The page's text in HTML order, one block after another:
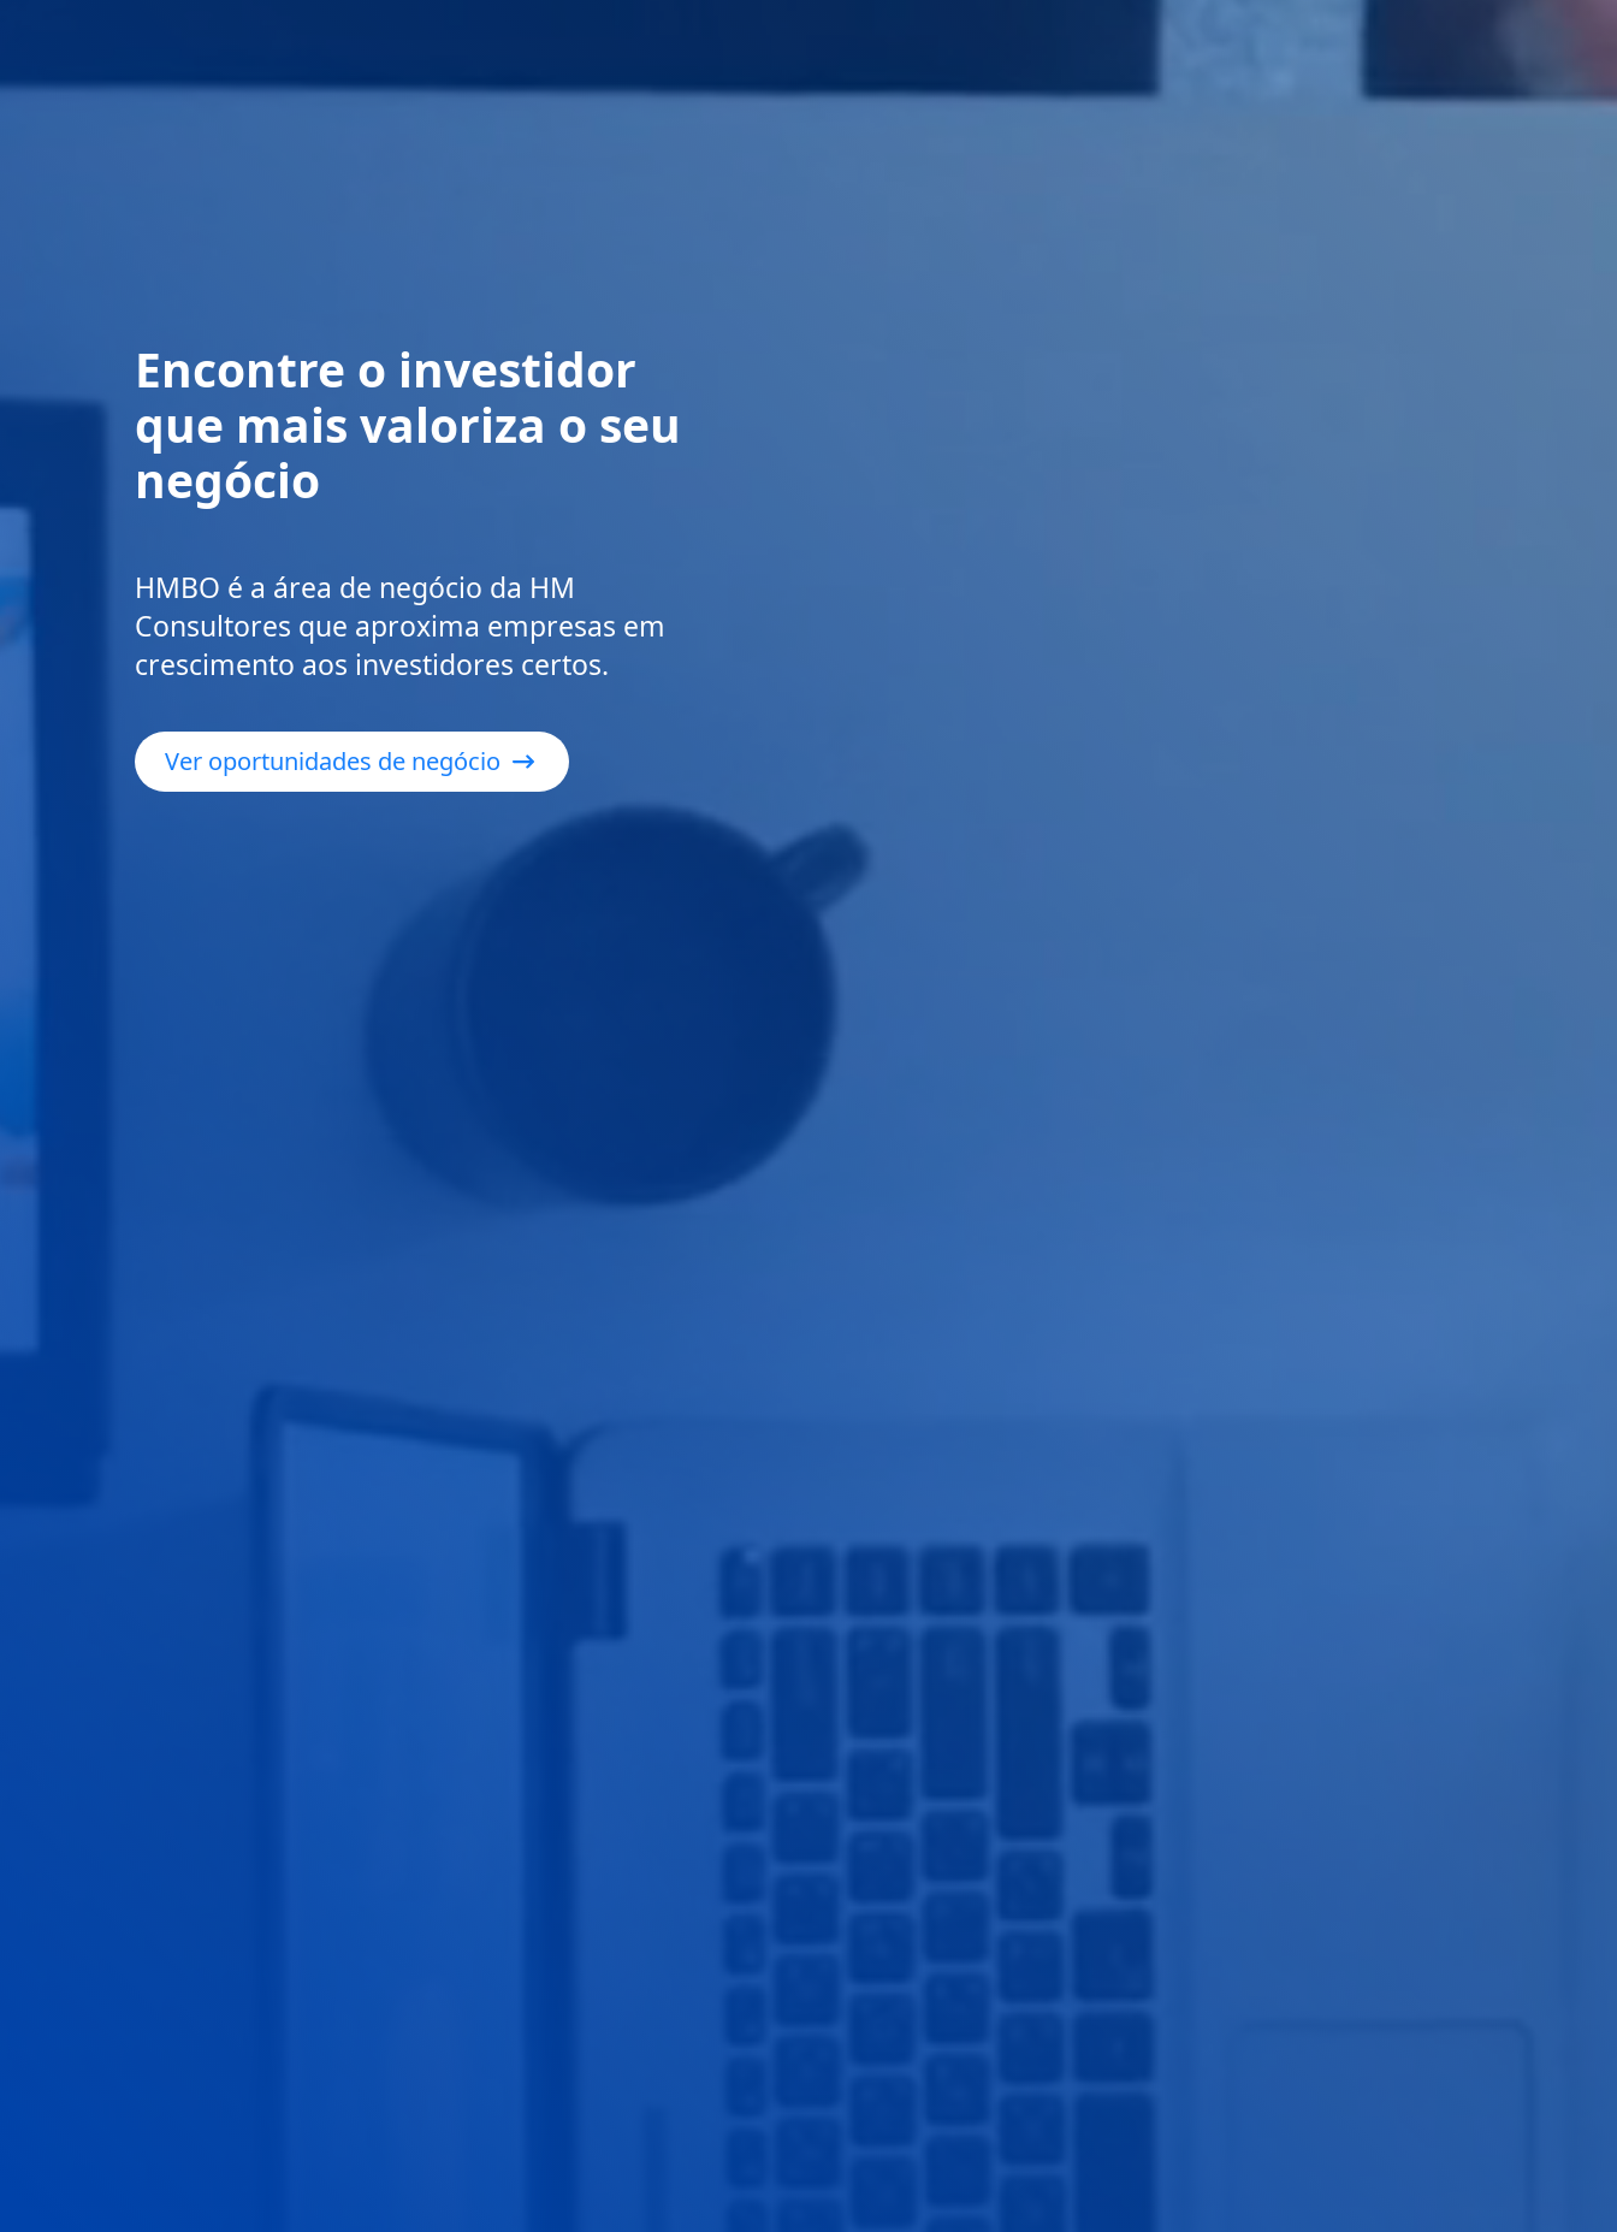
Encontre o investidor
que mais valoriza o seu
negócio
HMBO é a área de negócio da HM
Consultores que aproxima empresas em
crescimento aos investidores certos.
Ver oportunidades de negócio